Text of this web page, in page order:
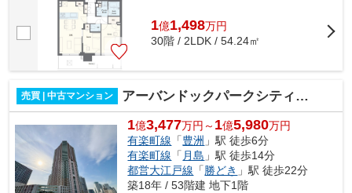
1億1,498万円
30階 / 2LDK / 54.24㎡
売買 | 中古マンション アーバンドックパークシティ豊洲タワーA
1億3,477万円～ 1億5,980万円
有楽町線 「豊洲 」駅 徒歩6分
有楽町線 「 月島 」駅 徒歩14分
都営大江戸線 「 勝どき 」駅 徒歩22分
築18年 / 53階建 地下1階